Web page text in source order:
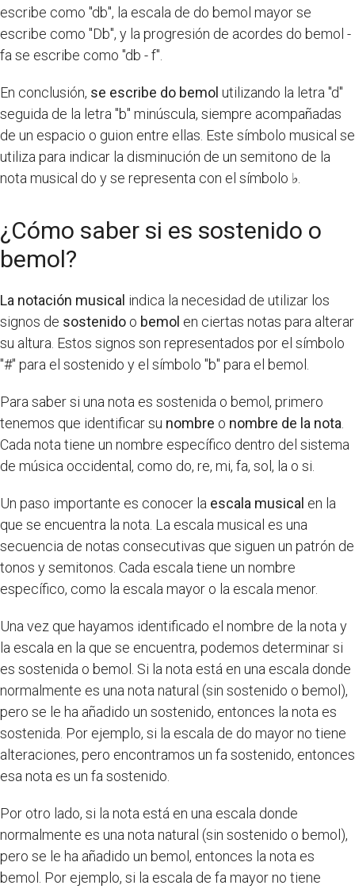
escribe como "db", la escala de do bemol mayor se
escribe como "Db", y la progresión de acordes do bemol -
fa se escribe como "db - f".
En conclusión, se escribe do bemol utilizando la letra "d"
seguida de la letra "b" minúscula, siempre acompañadas
de un espacio o guion entre ellas. Este símbolo musical se
utiliza para indicar la disminución de un semitono de la
nota musical do y se representa con el símbolo ♭.
¿Cómo saber si es sostenido o
bemol?
La notación musical indica la necesidad de utilizar los
signos de sostenido o bemol en ciertas notas para alterar
su altura. Estos signos son representados por el símbolo
"#" para el sostenido y el símbolo "b" para el bemol.
Para saber si una nota es sostenida o bemol, primero
tenemos que identificar su nombre o nombre de la nota
Cada nota tiene un nombre específico dentro del sistema
de música occidental, como do, re, mi, fa, sol, la o si.
Un paso importante es conocer la escala musical en la
que se encuentra la nota. La escala musical es una
secuencia de notas consecutivas que siguen un patrón de
tonos y semitonos. Cada escala tiene un nombre
específico, como la escala mayor o la escala menor.
Una vez que hayamos identificado el nombre de la nota y
la escala en la que se encuentra, podemos determinar si
es sostenida o bemol. Si la nota está en una escala donde
normalmente es una nota natural (sin sostenido o bemol),
pero se le ha añadido un sostenido, entonces la nota es
sostenida. Por ejemplo, si la escala de do mayor no tiene
alteraciones, pero encontramos un fa sostenido, entonces
esa nota es un fa sostenido.
Por otro lado, si la nota está en una escala donde
normalmente es una nota natural (sin sostenido o bemol),
pero se le ha añadido un bemol, entonces la nota es
bemol. Por ejemplo, si la escala de fa mayor no tiene